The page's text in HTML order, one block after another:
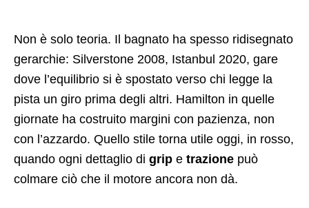
Non è solo teoria. Il bagnato ha spesso ridisegnato
gerarchie: Silverstone 2008, Istanbul 2020, gare
dove l’equilibrio si è spostato verso chi legge la
pista un giro prima degli altri. Hamilton in quelle
giornate ha costruito margini con pazienza, non
con l’azzardo. Quello stile torna utile oggi, in rosso,
quando ogni dettaglio di grip e trazione può
colmare ciò che il motore ancora non dà.